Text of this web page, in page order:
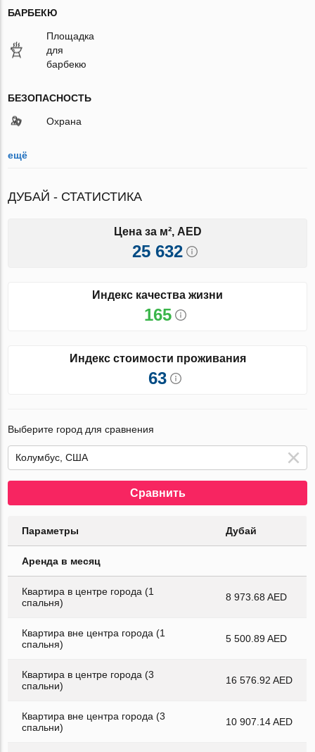
БАРБЕКЮ
Площадка
для
барбекю
БЕЗОПАСНОСТЬ
Охрана
ещё
ДУБАЙ - СТАТИСТИКА
Цена за м², AED
25 632
Индекс качества жизни
165
Индекс стоимости проживания
63
Выберите город для сравнения
Сравнить
Параметры Дубай
Аренда в месяц
Квартира в центре города (1
спальня)
8 973.68 AED
Квартира вне центра города (1
спальня)
5 500.89 AED
Квартира в центре города (3
спальни)
16 576.92 AED
Квартира вне центра города (3
спальни)
10 907.14 AED